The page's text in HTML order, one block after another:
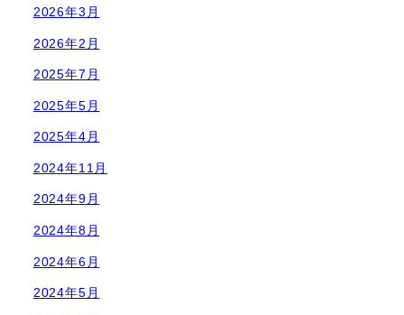
2026年3月
2026年2月
2025年7月
2025年5月
2025年4月
2024年11月
2024年9月
2024年8月
2024年6月
2024年5月